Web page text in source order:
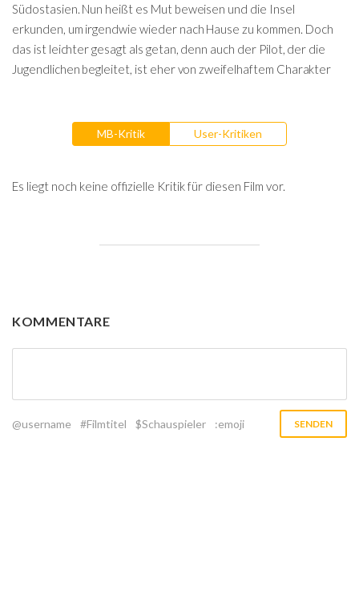
Südostasien. Nun heißt es Mut beweisen und die Insel
erkunden, um irgendwie wieder nach Hause zu kommen. Doch
das ist leichter gesagt als getan, denn auch der Pilot, der die
Jugendlichen begleitet, ist eher von zweifelhaftem Charakter
MB-Kritik User-Kritiken
Es liegt noch keine offizielle Kritik für diesen Film vor.
KOMMENTARE
@username #Filmtitel $Schauspieler :emoji